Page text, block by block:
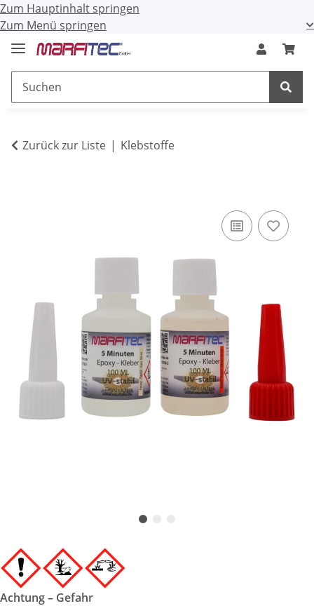
Zum Hauptinhalt springen
Zum Menü springen
Zurück zur Liste Klebstoffe
Achtung – Gefahr